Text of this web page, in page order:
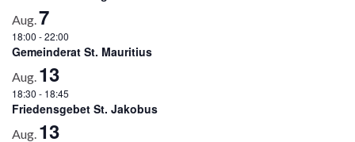
Aug.7
18:00 -22:00
Gemeinderat St. Mauritius
Aug. 13
18:30 - 18:45
Friedensgebet St. Jakobus
Aug. 13